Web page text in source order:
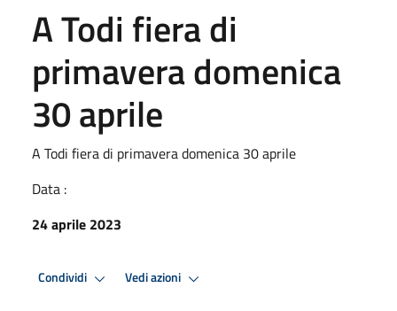
A Todi fiera di
primavera domenica
30 aprile
A Todi fiera di primavera domenica 30 aprile
Data :
24 aprile 2023
Condividi Vedi azioni